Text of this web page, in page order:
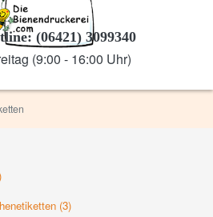
(06421) 3099340
(9:00 - 16:00 Uhr)
(3)